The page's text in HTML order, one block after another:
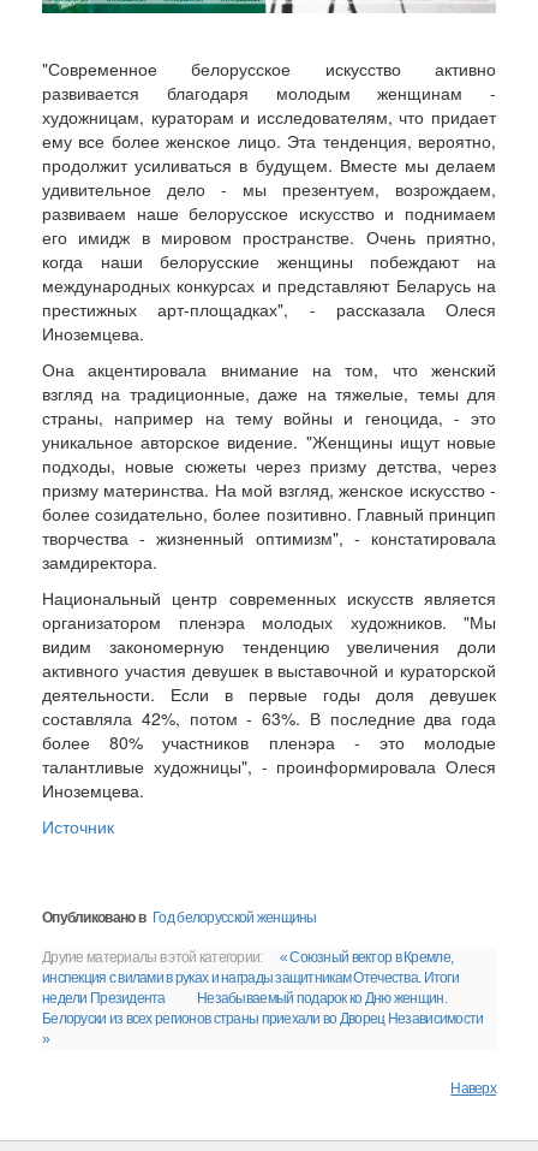
"Современное белорусское искусство активно
развивается благодаря молодым женщинам -
художницам, кураторам и исследователям, что придает
ему все более женское лицо. Эта тенденция, вероятно,
продолжит усиливаться в будущем. Вместе мы делаем
удивительное дело - мы презентуем, возрождаем,
развиваем наше белорусское искусство и поднимаем
его имидж в мировом пространстве. Очень приятно,
когда наши белорусские женщины побеждают на
международных конкурсах и представляют Беларусь на
престижных арт-площадках", - рассказала Олеся
Иноземцева.
Она акцентировала внимание на том, что женский
взгляд на традиционные, даже на тяжелые, темы для
страны, например на тему войны и геноцида, - это
уникальное авторское видение. "Женщины ищут новые
подходы, новые сюжеты через призму детства, через
призму материнства. На мой взгляд, женское искусство -
более созидательно, более позитивно. Главный принцип
творчества - жизненный оптимизм", - констатировала
замдиректора.
Национальный центр современных искусств является
организатором пленэра молодых художников. "Мы
видим закономерную тенденцию увеличения доли
активного участия девушек в выставочной и кураторской
деятельности. Если в первые годы доля девушек
составляла 42%, потом - 63%. В последние два года
более 80% участников пленэра - это молодые
талантливые художницы", - проинформировала Олеся
Иноземцева.
Источник
Опубликовано в Год белорусской женщины
Другие материалы в этой категории:
« Союзный вектор в Кремле,
инспекция с вилами в руках и награды защитникам Отечества. Итоги
недели Президента
Незабываемый подарок ко Дню женщин.
Белоруски из всех регионов страны приехали во Дворец Независимости
»
Наверх